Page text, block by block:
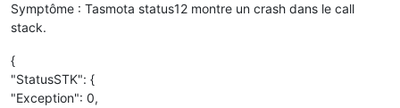
Symptôme : Tasmota status12 montre un crash dans le call
stack.
{
"StatusSTK": {
"Exception": 0,